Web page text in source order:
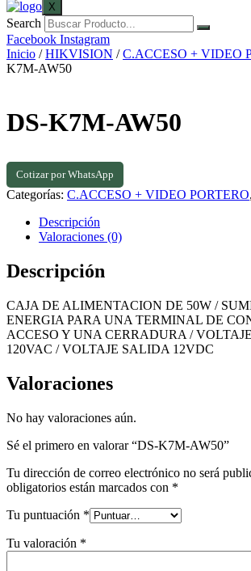
X
Search
Facebook Instagram
Inicio /HIKVISION /C.ACCESO + VIDEO
K7M-AW50
DS-K7M-AW50
Cotizar por WhatsApp
Categorías: C.ACCESO + VIDEO PORTERO,
Descripción
Valoraciones (0)
Descripción
CAJA DE ALIMENTACION DE 50W /
ENERGIA PARA UNA TERMINAL DE
ACCESO Y UNA CERRADURA /
120VAC / VOLTAJE SALIDA 12VDC
Valoraciones
No hay valoraciones aún.
Sé el primero en valorar “DS-K7M-AW50”
Tu dirección de correo electrónico no será
obligatorios están marcados con *
Tu puntuación *
Tu valoración *